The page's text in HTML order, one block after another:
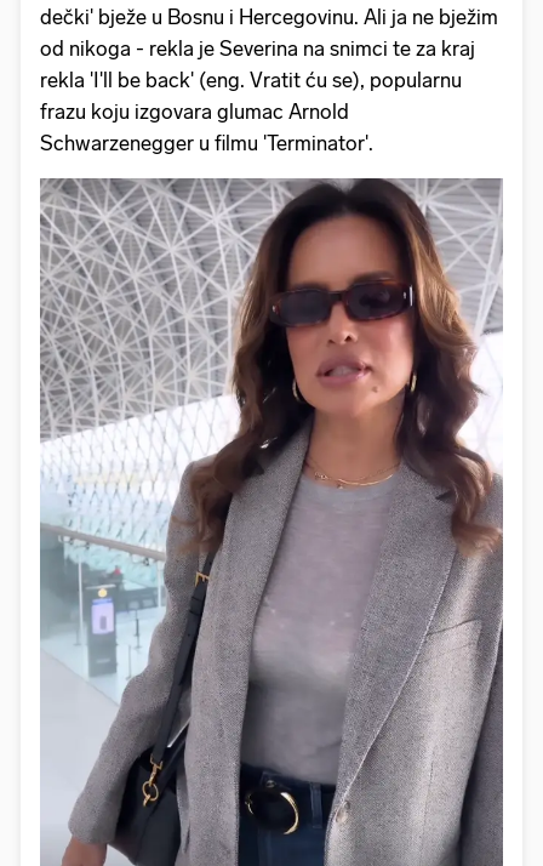
dečki' bježe u Bosnu i Hercegovinu. Ali ja ne bježim
od nikoga - rekla je Severina na snimci te za kraj
rekla 'I'll be back' (eng. Vratit ću se), popularnu
frazu koju izgovara glumac Arnold
Schwarzenegger u filmu 'Terminator'.